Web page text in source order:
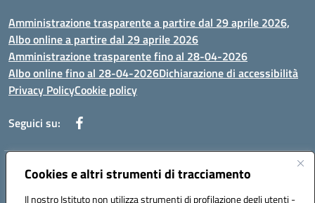
Cookies e altri strumenti di tracciamento
Il nostro Istituto non utilizza strumenti di profilazione degli utenti -
Amministrazione trasparente a partire dal 29 aprile 2026,
Albo online a partire dal 29 aprile 2026
Amministrazione trasparente fino al 28-04-2026
Albo online fino al 28-04-2026Dichiarazione di accessibilità
Privacy PolicyCookie policy
Seguici su:
Indirizzo:Via Selicato, 1 71122 FOGGIA (FG)